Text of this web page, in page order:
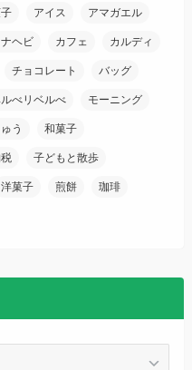
アイス アマガエル
ヘビ カフェ カルディ
チョコレート バッグ
べリベルべ モーニング
う 和菓子
子どもと散歩
洋菓子 煎餅 珈琲